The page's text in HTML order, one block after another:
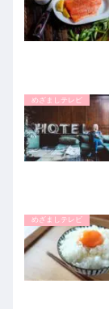
めざましテレビ
めざましテレビ